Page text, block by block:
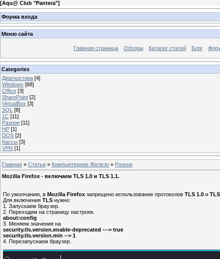
[Aqu@ Club "Pantera"]
Форма входа
Меню сайта
Главная страница Обзоры Каталог статей Блог
Categories
Диагностика [4]
Windows [68]
Office [3]
SharePoint [2]
VirtualBox [3]
SQL [8]
1C [11]
Разное [11]
HP [1]
DOS [2]
Кассы [3]
VPN [1]
Главная » Статьи » Компьютерное Железо » Разное
Mozilla Firefox - включаем TLS 1.0 и TLS 1.1.
По умолчанию, в Mozilla Firefox запрещено использование протоколов TLS 1.0 и
Для включения TLS нужно:
1. Запускаем браузер.
2. Переходим на страницу настроек.
about:config
3. Меняем значения на
security.tls.version.enable-deprecated ---> true
security.tls.version.min --> 1
4. Перезапускаем браузер.